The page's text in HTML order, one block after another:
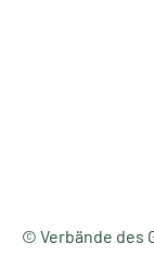
© Verbände des